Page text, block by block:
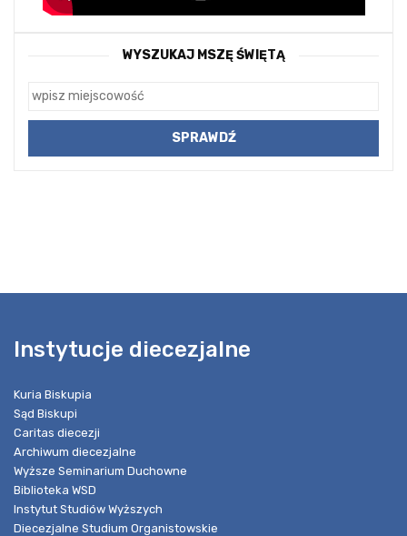
WYSZUKAJ MSZĘ ŚWIĘTĄ
Instytucje diecezjalne
Kuria Biskupia
Sąd Biskupi
Caritas diecezji
Archiwum diecezjalne
Wyższe Seminarium Duchowne
Biblioteka WSD
Instytut Studiów Wyższych
Diecezjalne Studium Organistowskie